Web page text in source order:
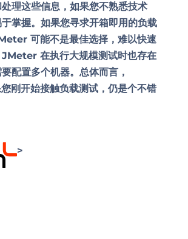
理这些信息，如果您不熟悉技术
掌握。如果您寻求开箱即用的负载
可能不是最佳选择，难以快速
JMeter 在执行大规模测试时也存在
配置多个机器。总体而言，
刚开始接触负载测试，仍是个不错
>